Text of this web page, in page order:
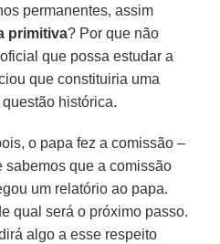
permanentes, assim
primitiva? Por que não
que possa estudar a
que constituiria uma
histórica.
o papa fez a comissão –
sabemos que a comissão
um relatório ao papa.
qual será o próximo passo.
algo a esse respeito